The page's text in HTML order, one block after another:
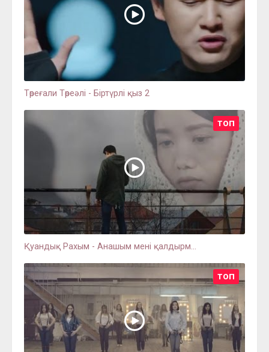
Төреғали Төреәлі - Біртүрлі қыз 2
ТОП
Қуандық Рахым - Анашым мені қалдырм...
ТОП